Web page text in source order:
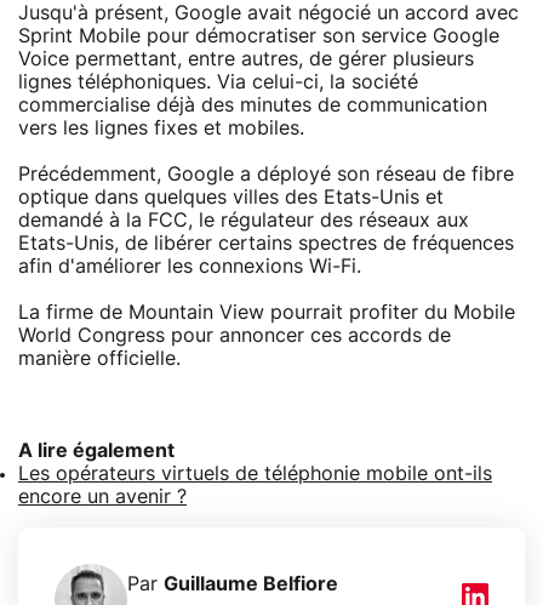
Jusqu'à présent, Google avait négocié un accord avec
Sprint Mobile pour démocratiser son service Google
Voice permettant, entre autres, de gérer plusieurs
lignes téléphoniques. Via celui-ci, la société
commercialise déjà des minutes de communication
vers les lignes fixes et mobiles.
Précédemment, Google a déployé son réseau de fibre
optique dans quelques villes des Etats-Unis et
demandé à la FCC, le régulateur des réseaux aux
Etats-Unis, de libérer certains spectres de fréquences
afin d'améliorer les connexions Wi-Fi.
La firme de Mountain View pourrait profiter du Mobile
World Congress pour annoncer ces accords de
manière officielle.
A lire également
Les opérateurs virtuels de téléphonie mobile ont-ils
encore un avenir ?
Par Guillaume Belfiore